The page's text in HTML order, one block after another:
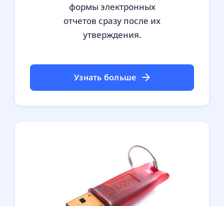
формы электронных
отчетов сразу после их
утверждения.
Узнать больше